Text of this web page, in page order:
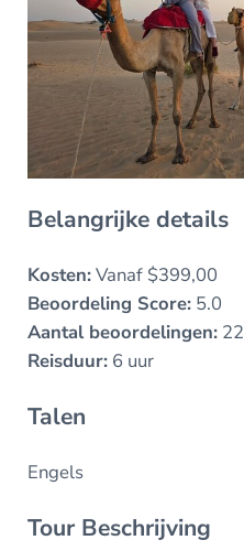
Belangrijke details
Kosten:Vanaf $399,00
Beoordeling Score:5.0
Aantal beoordelingen:22
Reisduur:6 uur
Talen
Engels
Tour Beschrijving